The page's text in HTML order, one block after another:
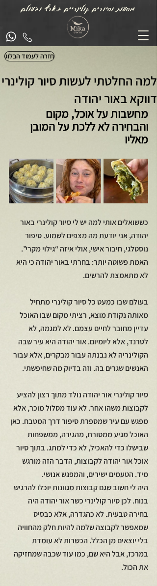
מסעות וסיורים קולינריים בארץ ובעולם
חזרה לעמוד הבלוג
למה החלטתי לעשות סיור קולינרי
דווקא באור יהודה
מחשבות על אוכל, מקום
והבחירה לא ללכת על המובן
מאליו
כששואלים אותי למה יש לי סיור קולינרי באור
יהודה, אני יודעת מה מצפים לשמוע. סיפור
נוסטלגי, חיבור אישי, אולי איזה “גילוי מקרי”.
האמת פשוטה יותר: בחרתי באור יהודה כי היא
לא מתאמצת להרשים.
בעולם שבו כמעט כל סיור קולינרי מתחיל
מאותה נקודת מוצא, רציתי מקום שבו האוכל
עדיין מחובר לחיים עצמם. לא למגמה, לא
לטרנד, אלא ליומיום. אור יהודה היא עיר שבה
הקולינריה לא נבנתה עבור מבקרים, אלא עבור
האנשים שגרים בה. וזה בדיוק מה שחיפשתי.
סיור קולינרי אור יהודה נולד מתוך רצון להציע
לקבוצות משהו אחר. לא עוד מסלול מוכר, אלא
מפגש עם עיר שמספרת סיפור דרך המטבח. כאן
האוכל מגיע ממסורת, מהגירה, ממשפחות
שבישלו כדי להאכיל, לא כדי למתג. בתוך סיור
אוכל אור יהודה לקבוצות, הדבר הזה מורגש
מיד. הטעמים ישירים, והמפגש אנושי.
היה לי חשוב שגם קבוצות מגוונות יוכלו להרגיש
בנוח. לכן סיור קולינרי כשר אור יהודה היה
בחירה טבעית. לא כהגדרה, אלא כבסיס
שמאפשר לקבוצה שלמה להיות חלק מהחוויה
בלי יוצאים מן הכלל. הכשרות לא עומדת
במרכז, אבל היא שם, כמו עוד שכבה שמחזיקה
את הכול.